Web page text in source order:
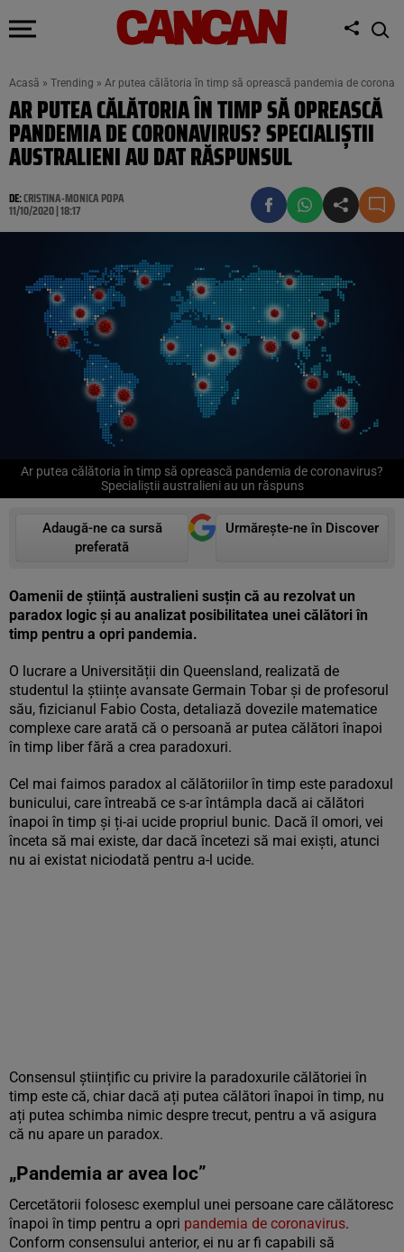
Acasă » Trending » Ar putea călătoria în timp să oprească pandemia de
AR PUTEA CĂLĂTORIA ÎN TIMP SĂ OPREASCĂ
PANDEMIA DE CORONAVIRUS? SPECIALIȘTII
AUSTRALIENI AU DAT RĂSPUNSUL
DE:CRISTINA-MONICA POPA
11/10/2020 | 18:17
Ar putea călătoria în timp să oprească pandemia de coronavirus?
Specialiștii australieni au un răspuns
Adaugă-ne ca sursă
preferată
Urmărește-ne în Discover
Oamenii de știință australieni susțin că au rezolvat un
paradox logic și au analizat posibilitatea unei călători în
timp pentru a opri pandemia.
O lucrare a Universității din Queensland, realizată de
studentul la științe avansate Germain Tobar și de profesorul
său, fizicianul Fabio Costa, detaliază dovezile matematice
complexe care arată că o persoană ar putea călători înapoi
în timp liber fără a crea paradoxuri.
Cel mai faimos paradox al călătoriilor în timp este paradoxul
bunicului, care întreabă ce s-ar întâmpla dacă ai călători
înapoi în timp și ți-ai ucide propriul bunic. Dacă îl omori, vei
înceta să mai existe, dar dacă încetezi să mai exiști, atunci
nu ai existat niciodată pentru a-l ucide.
Consensul științific cu privire la paradoxurile călătoriei în
timp este că, chiar dacă ați putea călători înapoi în timp, nu
ați putea schimba nimic despre trecut, pentru a vă asigura
că nu apare un paradox.
„Pandemia ar avea loc”
Cercetătorii folosesc exemplul unei persoane care călătoresc
înapoi în timp pentru a opri pandemia de coronavirus.
Conform consensului anterior, ei nu ar fi capabili să